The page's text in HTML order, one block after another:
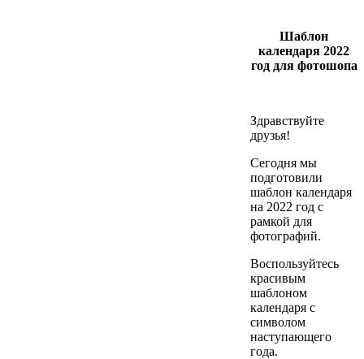
Шаблон
календаря 2022
год для фотошопа
Здравствуйте
друзья!
Сегодня мы
подготовили
шаблон календаря
на 2022 год с
рамкой для
фотографий.
Воспользуйтесь
красивым
шаблоном
календаря с
символом
наступающего
года.